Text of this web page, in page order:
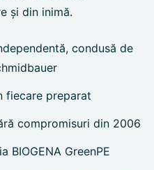
și din inimă.
condusă de
fiecare preparat
compromisuri din 2006
BIOGENA GreenPE